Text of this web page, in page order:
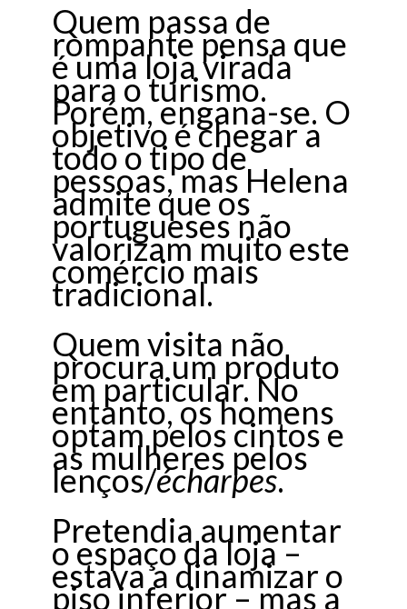
Quem passa de
rompante pensa que
é uma loja virada
para o turismo.
Porém, engana-se. O
objetivo é chegar a
todo o tipo de
pessoas, mas Helena
admite que os
portugueses não
valorizam muito este
comércio mais
tradicional.
Quem visita não
procura um produto
em particular. No
entanto, os homens
optam pelos cintos e
as mulheres pelos
lenços/écharpes.
Pretendia aumentar
o espaço da loja –
estava a dinamizar o
piso inferior – mas a